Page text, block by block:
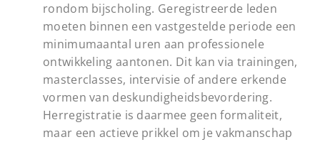
rondom bijscholing. Geregistreerde leden
moeten binnen een vastgestelde periode een
minimumaantal uren aan professionele
ontwikkeling aantonen. Dit kan via trainingen,
masterclasses, intervisie of andere erkende
vormen van deskundigheidsbevordering.
Herregistratie is daarmee geen formaliteit,
maar een actieve prikkel om je vakmanschap